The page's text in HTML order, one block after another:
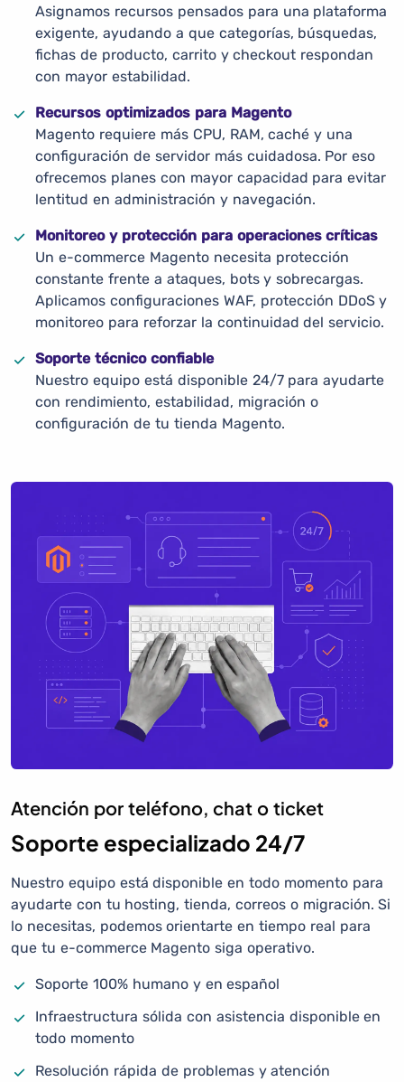
Asignamos recursos pensados para una plataforma
exigente, ayudando a que categorías, búsquedas,
fichas de producto, carrito y checkout respondan
con mayor estabilidad.
Recursos optimizados para Magento
Magento requiere más CPU, RAM, caché y una
configuración de servidor más cuidadosa. Por eso
ofrecemos planes con mayor capacidad para evitar
lentitud en administración y navegación.
Monitoreo y protección para operaciones críticas
Un e-commerce Magento necesita protección
constante frente a ataques, bots y sobrecargas.
Aplicamos configuraciones WAF, protección DDoS y
monitoreo para reforzar la continuidad del servicio.
Soporte técnico confiable
Nuestro equipo está disponible 24/7 para ayudarte
con rendimiento, estabilidad, migración o
configuración de tu tienda Magento.
Atención por teléfono, chat o ticket
Soporte especializado 24/7
Nuestro equipo está disponible en todo momento para
ayudarte con tu hosting, tienda, correos o migración. Si
lo necesitas, podemos orientarte en tiempo real para
que tu e-commerce Magento siga operativo.
Soporte 100% humano y en español
Infraestructura sólida con asistencia disponible en
todo momento
Resolución rápida de problemas y atención